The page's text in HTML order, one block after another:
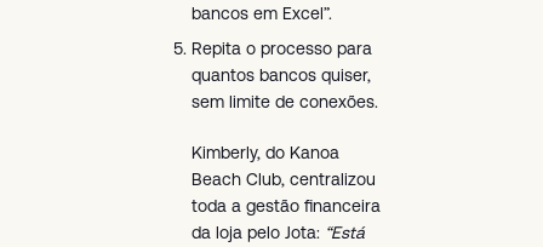
bancos em Excel”.
Repita o processo para
quantos bancos quiser,
sem limite de conexões.
Kimberly, do Kanoa
Beach Club, centralizou
toda a gestão financeira
da loja pelo Jota: “Está